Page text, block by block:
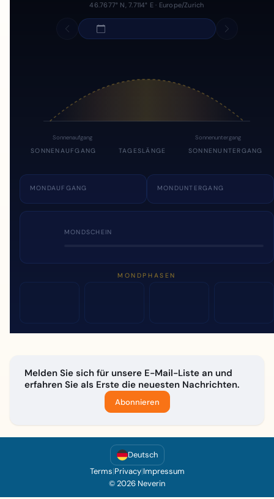
46.7677° N, 7.7114° E · Europe/Zurich
Sonnenaufgang Sonnenuntergang
SONNENAUFGANG TAGESLÄNGE SONNENUNTERGANG
MONDAUFGANG MONDUNTERGANG
MONDSCHEIN
MONDPHASEN
Melden Sie sich für unsere E-Mail-Liste an und
erfahren Sie als Erste die neuesten Nachrichten.
Abonnieren
Deutsch
Terms|Privacy|Impressum
© 2026 Neverin